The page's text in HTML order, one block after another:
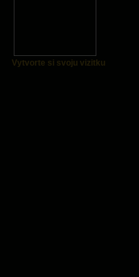
Vytvorte si svoju vizitku